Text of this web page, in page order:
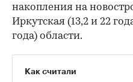
накопления на
Иркутская (13,2 и 22
года) области.
Как считали